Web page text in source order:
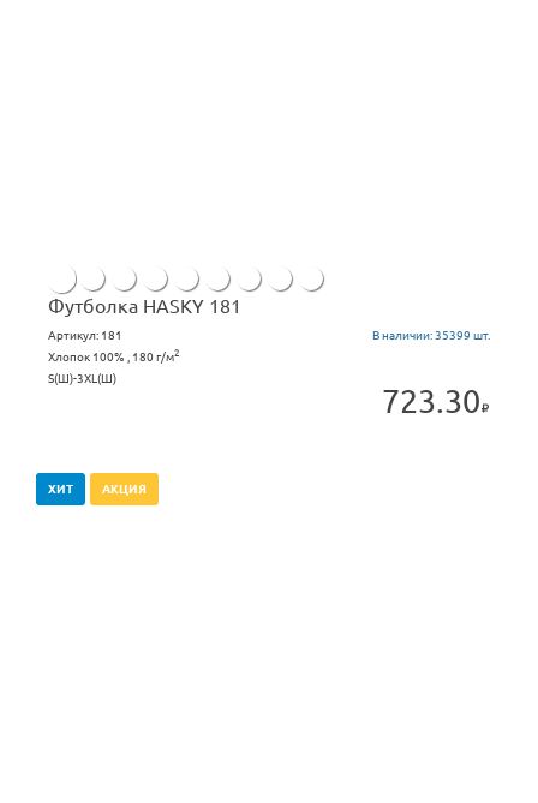
Футболка HASKY 181
Артикул: 181 В наличии:35399 шт.
Хлопок 100% , 180 г/м2
S(Ш)-3ХL(Ш)
723.30
ХИТ АКЦИЯ